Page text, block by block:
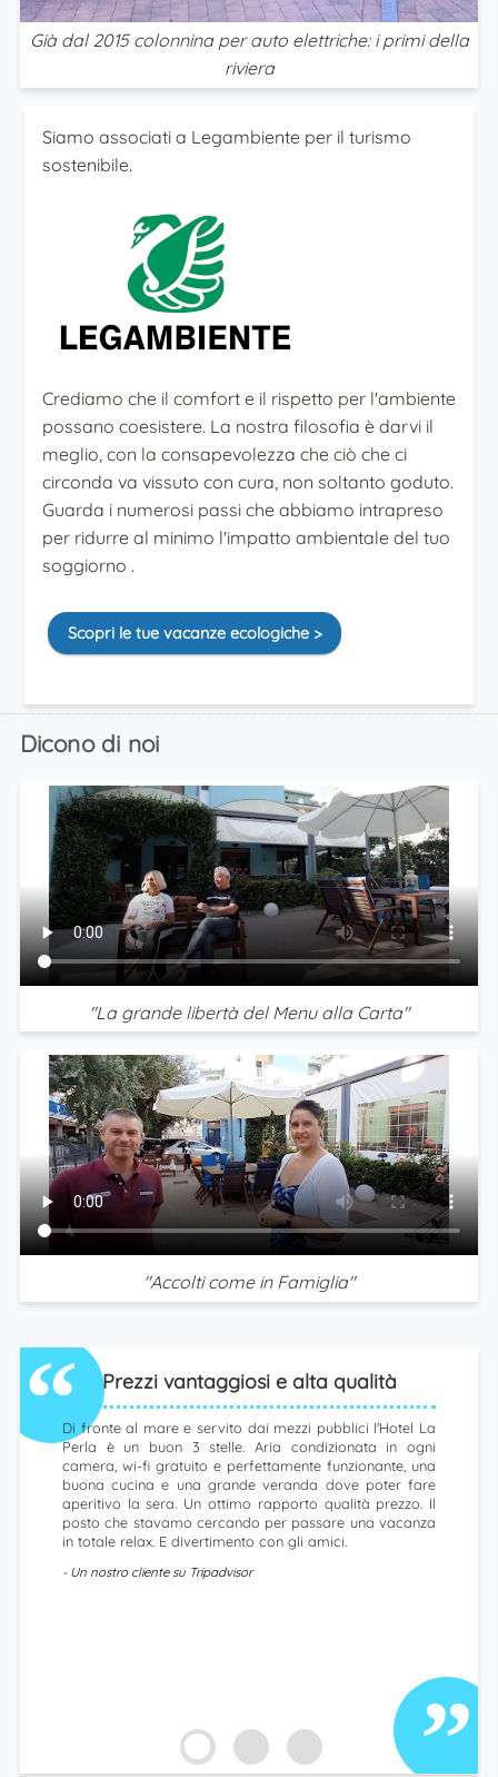
Già dal 2015 colonnina per auto elettriche: i primi della
riviera
Siamo associati a Legambiente per il turismo
sostenibile.
Crediamo che il comfort e il rispetto per l'ambiente
possano coesistere. La nostra filosofia è darvi il
meglio, con la consapevolezza che ciò che ci
circonda va vissuto con cura, non soltanto goduto.
Guarda i numerosi passi che abbiamo intrapreso
per ridurre al minimo l'impatto ambientale del tuo
soggiorno .
Scopri le tue vacanze ecologiche >
Dicono di noi
"La grande libertà del Menu alla Carta"
"Accolti come in Famiglia"
Prezzi vantaggiosi e alta qualità
Di fronte al mare e servito dai mezzi pubblici l'Hotel La
Perla è un buon 3 stelle. Aria condizionata in ogni
camera, wi-fi gratuito e perfettamente funzionante, una
buona cucina e una grande veranda dove poter fare
aperitivo la sera. Un ottimo rapporto qualità prezzo. Il
posto che stavamo cercando per passare una vacanza
in totale relax. E divertimento con gli amici.
- Un nostro cliente su Tripadvisor